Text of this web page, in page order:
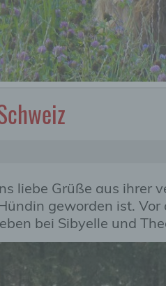
liebe Grüße aus ihrer
geworden ist.
bei Sibyelle und